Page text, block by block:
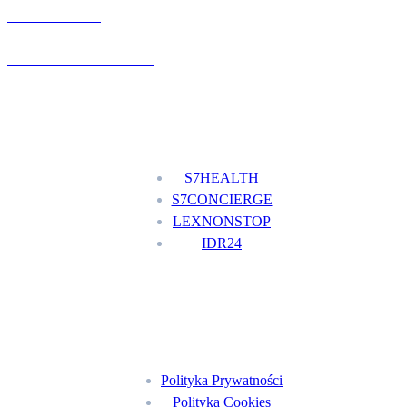
S7HEALTH
S7CONCIERGE
LEXNONSTOP
IDR24
Polityka Prywatności
Polityka Cookies